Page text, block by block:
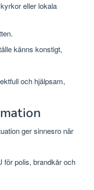
eller lokala
känns konstigt,
och hjälpsam,
ger sinnesro när
för polis, brandkår och